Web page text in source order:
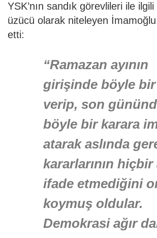
YSK’nın sandık görevlileri ile ilgili
üzücü olarak niteleyen
etti:
“Ramazan ayının
girişinde böyle
verip, son
böyle bir karara
atarak aslında
kararlarının
ifade etmediğini
koymuş oldular.
Demokrasi ağır